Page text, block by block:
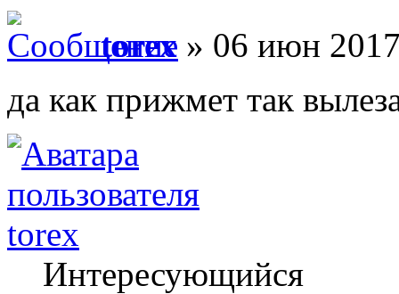
torex » 06 июн
да как прижмет так
torex
Интересующийся